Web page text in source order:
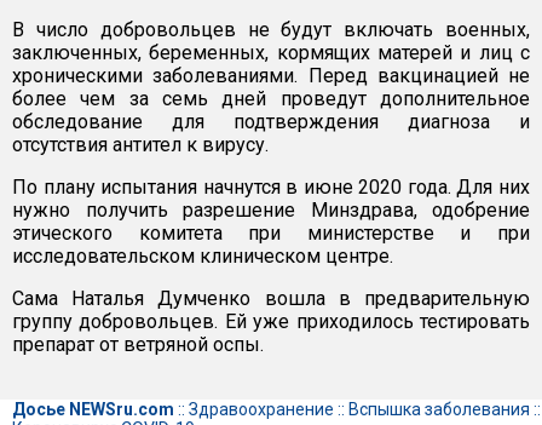
В число добровольцев не будут включать военных,
заключенных, беременных, кормящих матерей и лиц с
хроническими заболеваниями. Перед вакцинацией не
более чем за семь дней проведут дополнительное
обследование для подтверждения диагноза и
отсутствия антител к вирусу.
По плану испытания начнутся в июне 2020 года. Для них
нужно получить разрешение Минздрава, одобрение
этического комитета при министерстве и при
исследовательском клиническом центре.
Сама Наталья Думченко вошла в предварительную
группу добровольцев. Ей уже приходилось тестировать
препарат от ветряной оспы.
Досье NEWSru.com :: Здравоохранение :: Вспышка заболевания ::